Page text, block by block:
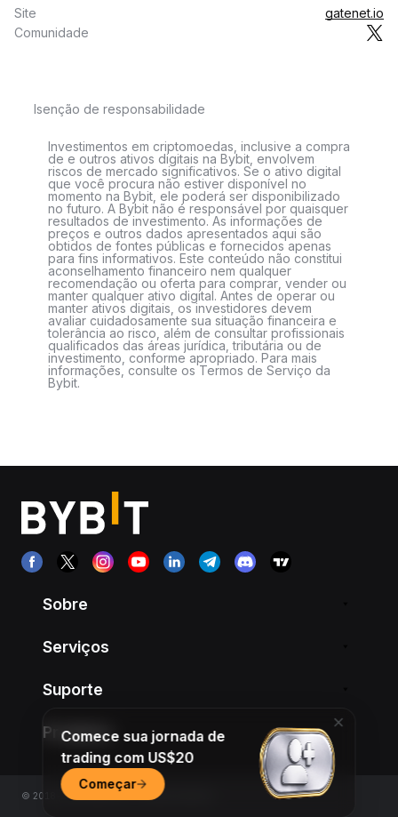
Site
gatenet.io
Comunidade
Isenção de responsabilidade
Investimentos em criptomoedas, inclusive a compra
de e outros ativos digitais na Bybit, envolvem
riscos de mercado significativos. Se o ativo digital
que você procura não estiver disponível no
momento na Bybit, ele poderá ser disponibilizado
no futuro. A Bybit não é responsável por quaisquer
resultados de investimento. As informações de
preços e outros dados apresentados aqui são
obtidos de fontes públicas e fornecidos apenas
para fins informativos. Este conteúdo não constitui
aconselhamento financeiro nem qualquer
recomendação ou oferta para comprar, vender ou
manter qualquer ativo digital. Antes de operar ou
manter ativos digitais, os investidores devem
avaliar cuidadosamente sua situação financeira e
tolerância ao risco, além de consultar profissionais
qualificados das áreas jurídica, tributária ou de
investimento, conforme apropriado. Para mais
informações, consulte os Termos de Serviço da
Bybit.
Sobre
Serviços
Suporte
Produtos
© 2018-2026 Bybit.com. All rights reserved.
Comece sua jornada de
trading com US$20
Começar